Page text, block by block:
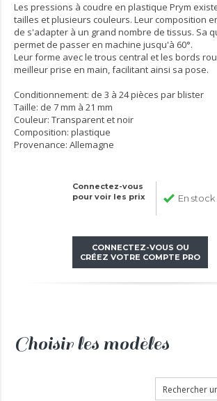
Les pressions à coudre en plastique Prym
tailles et plusieurs couleurs. Leur composition
de s'adapter à un grand nombre de tissus. Sa
permet de passer en machine jusqu'à 60°.
Leur forme avec le trous central et les bords
meilleur prise en main, facilitant ainsi sa pose.
Conditionnement: de 3 à 24 pièces par blister
Taille: de 7 mm à 21 mm
Couleur: Transparent et noir
Composition: plastique
Provenance: Allemagne
Connectez-vous
pour voir les prix
En stock
CONNECTEZ-VOUS OU
CRÉEZ VOTRE COMPTE PRO
Choisir les modèles